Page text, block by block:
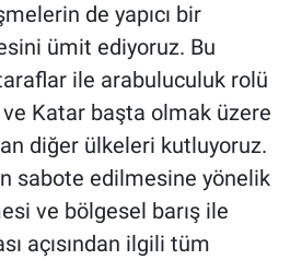
de yapıcı bir
ümit ediyoruz. Bu
ile arabuluculuk rolü
ve Katar başta olmak üzere
diğer ülkeleri kutluyoruz.
sabote edilmesine yönelik
ve bölgesel barış ile
açısından ilgili tüm